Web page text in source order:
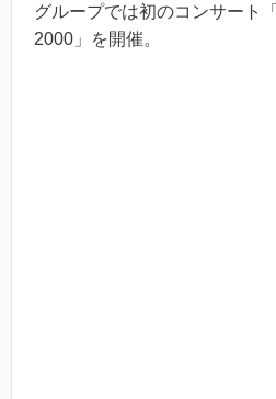
グループでは初のコンサート
2000」を開催。